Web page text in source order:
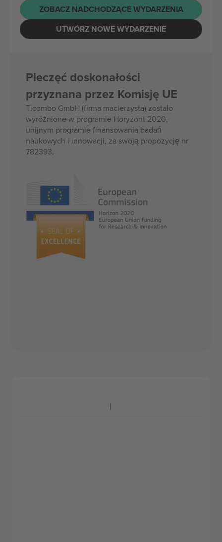
ZOBACZ NADCHODZĄCE WYDARZENIA
UTWÓRZ NOWE WYDARZENIE
Pieczęć doskonałości
przyznana przez Komisję UE
Ticombo GmbH (firma macierzysta) zostało
wyróżnione w programie Horyzont 2020,
unijnym programie finansowania badań
naukowych i innowacji, za swoją propozycję nr
782393.